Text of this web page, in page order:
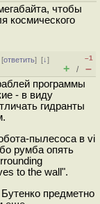
чтобы
космического
[ответить][↓]
–1
+ / –
программы
- в виду
гидранты
пылесоса в vi
румба опять
to the wall".
предметно